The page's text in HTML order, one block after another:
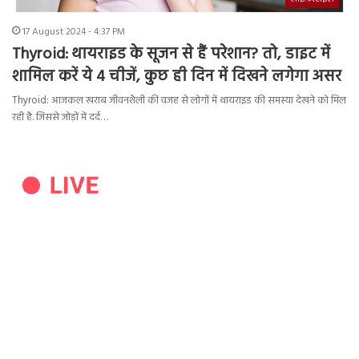
17 August 2024 - 4:37 PM
Thyroid: थायराइड के सूजन से हैं परेशान? तो, डाइट में
शामिल करें ये 4 चीजें, कुछ ही दिन में दिखने लगेगा असर
Thyroid: आजकल खराब जीवनशैली की वजह से लोगों में थायराइड की समस्या देखने को मिल
रही है. जिससे जोड़ों में दर्द…